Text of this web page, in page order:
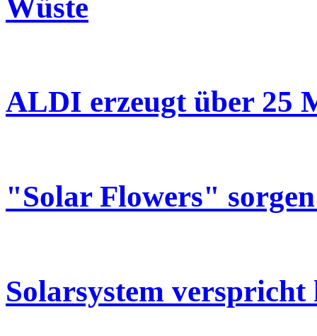
Wüste
ALDI erzeugt über 25
"Solar Flowers"
Solarsystem